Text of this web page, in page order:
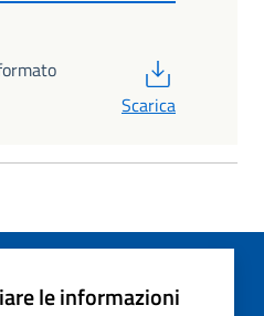
Scarica
le informazioni